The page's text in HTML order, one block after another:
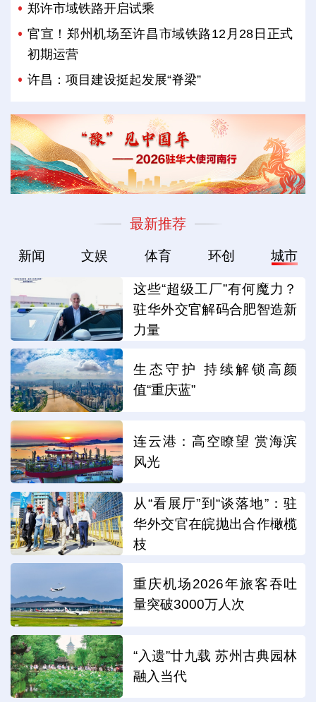
郑许市域铁路开启试乘
官宣！郑州机场至许昌市域铁路12月28日正式
初期运营
许昌：项目建设挺起发展“脊梁”
最新推荐
新闻 文娱 体育 环创 城市
这些“超级工厂”有何魔力？
驻华外交官解码合肥智造新
力量
生态守护 持续解锁高颜
值“重庆蓝”
连云港：高空瞭望 赏海滨
风光
从“看展厅”到“谈落地”：驻
华外交官在皖抛出合作橄榄
枝
重庆机场2026年旅客吞吐
量突破3000万人次
“入遗”廿九载 苏州古典园林
融入当代